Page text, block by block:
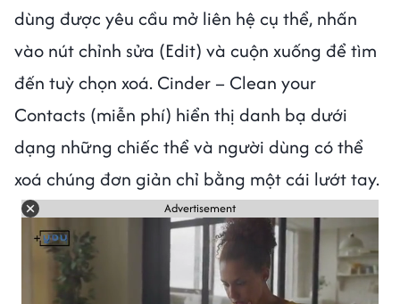
dùng được yêu cầu mở liên hệ cụ thể, nhấn
vào nút chỉnh sửa (Edit) và cuộn xuống để tìm
đến tuỳ chọn xoá. Cinder – Clean your
Contacts (miễn phí) hiển thị danh bạ dưới
dạng những chiếc thể và người dùng có thể
xoá chúng đơn giản chỉ bằng một cái lướt tay.
Advertisement